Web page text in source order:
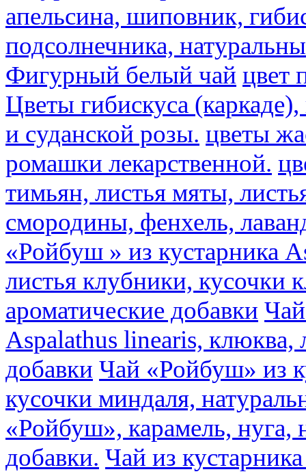
апельсина, шиповник,
подсолнечника,
Фигурный белый чай цвет
Цветы гибискуса
и суданской розы. цветы
ромашки лекарственной.
тимьян, листья мяты,
смородины, фенхель,
«Ройбуш » из кустарника
листья клубники, кусочки
ароматические добавки
Aspalathus linearis, клюква,
добавки Чай «Ройбуш» из
кусочки миндаля,
«Ройбуш», карамель, нуга,
добавки. Чай из